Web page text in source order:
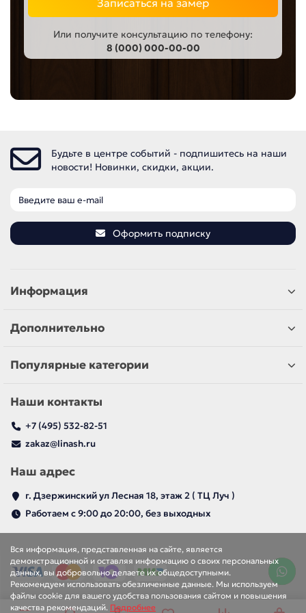
Записаться на замер
Или получите консультацию по телефону:
8 (000) 000-00-00
Вся информация, представленная на сайте, является
демонстрационной и оставляя информацию о своих персональных
данных, вы добровольно делаете их общедоступными.
Рекомендуем использовать обезличенные данные. Мы используем
файлы cookie для вашего удобства пользования сайтом и повышения
качества рекомендаций. Подробнее
Будьте в центре событий - подпишитесь на наши
новости! Новинки, скидки, акции.
Оформить подписку
Информация
Дополнительно
Популярные категории
Наши контакты
+7 (495) 532-82-51
zakaz@linash.ru
Наш адрес
г. Дзержинский ул Лесная 18, этаж 2 ( ТЦ Луч )
Работаем с 9:00 до 20:00, без выходных